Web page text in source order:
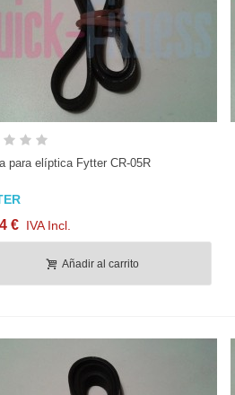
para elíptica Fytter CR-05R
€ IVA Incl.
Añadir al carrito